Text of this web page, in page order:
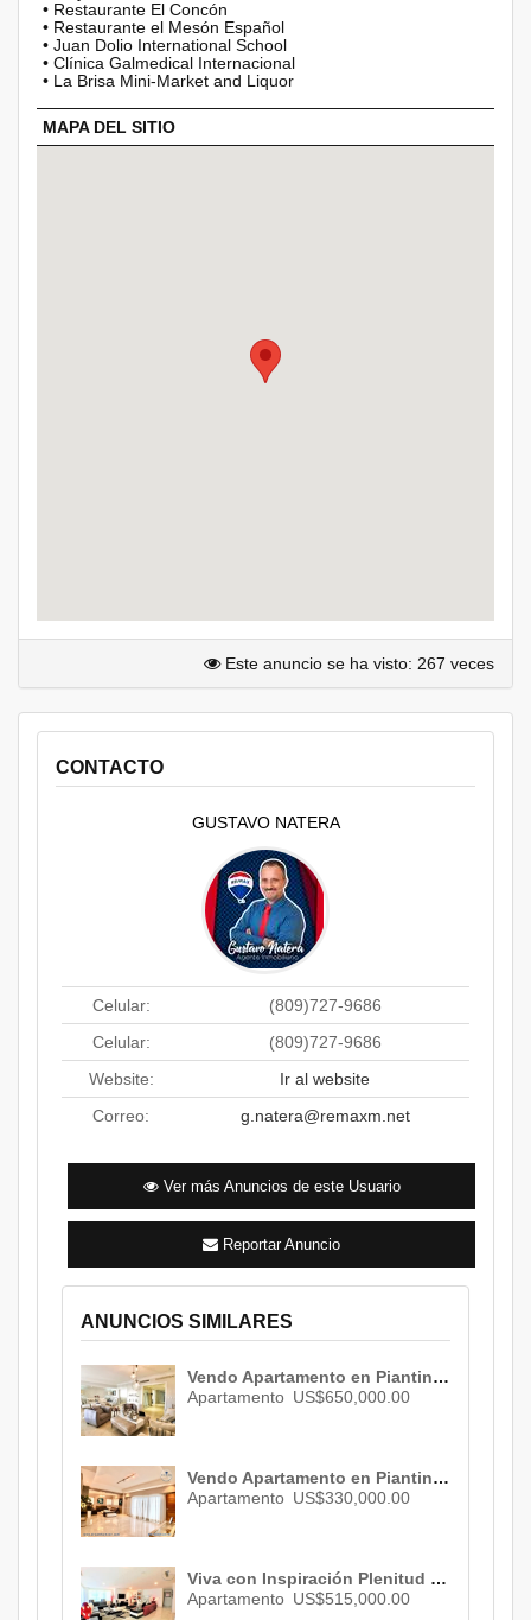
• Restaurante El Concón
• Restaurante el Mesón Español
• Juan Dolio International School
• Clínica Galmedical Internacional
• La Brisa Mini-Market and Liquor
MAPA DEL SITIO
Este anuncio se ha visto: 267 veces
CONTACTO
GUSTAVO NATERA
Celular:
(809)727-9686
Celular:
(809)727-9686
Website:
Ir al website
Correo:
g.natera@remaxm.net
Ver más Anuncios de este Usuario
Reportar Anuncio
ANUNCIOS SIMILARES
Vendo Apartamento en Piantini , Santo Domingo , ID 2635
Apartamento US$650,000.00
Vendo Apartamento en Piantini , Santo Domingo , ID 3075
Apartamento US$330,000.00
Viva con Inspiración Plenitud y Prestigio en este Sensacional y Céntrico Apartamento Venta de 380 M² 4 Parqueos y Atractivas Áreas Sociales ID 2347
Apartamento US$515,000.00